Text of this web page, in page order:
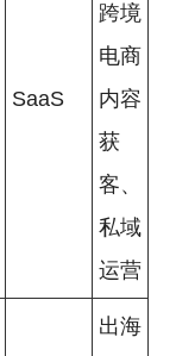
SaaS
跨境
电商
内容
获
客、
私域
运营
出海